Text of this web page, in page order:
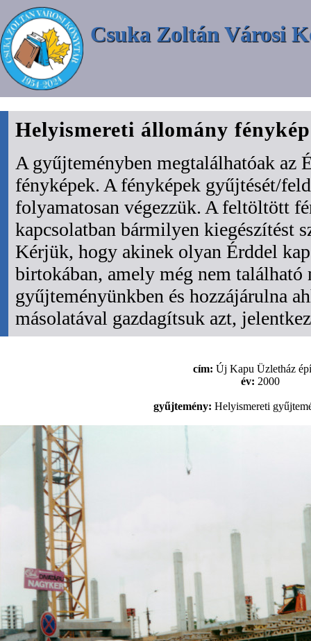
Csuka Zoltán Városi
Helyismereti állomány
A gyűjteményben megtalálhatóak az
fényképek. A fényképek gyűjtését/
folyamatosan végezzük. A feltöltött
kapcsolatban bármilyen kiegészítést
Kérjük, hogy akinek olyan Érddel
birtokában, amely még nem található
gyűjteményünkben és hozzájárulna
másolatával gazdagítsuk azt,
cím: Új Kapu Üzletház
év: 2000
gyűjtemény: Helyismereti